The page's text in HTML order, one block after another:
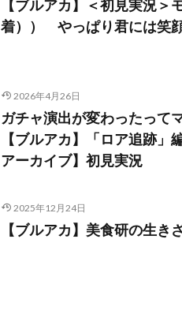
【ブルアカ】＜初見実況＞
着）） やっぱり君には笑顔
2026年4月26日
ガチャ演出が変わったって
【ブルアカ】「ロア追跡」
アーカイブ】初見実況
2025年12月24日
【ブルアカ】美食研の生